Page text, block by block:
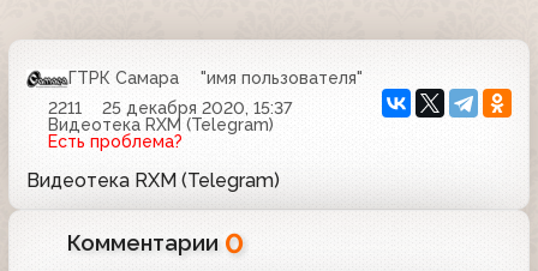
ГТРК Самара
"имя пользователя"
2211
25 декабря 2020, 15:37
Видеотека RXM (Telegram)
Есть проблема?
Видеотека RXM (Telegram)
Комментарии 0